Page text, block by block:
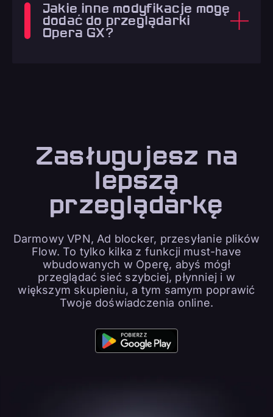
Jakie inne modyfikacje mogę
dodać do przeglądarki
Opera GX?
Zasługujesz na
lepszą
przeglądarkę
Darmowy VPN, Ad blocker, przesyłanie plików
Flow. To tylko kilka z funkcji must-have
wbudowanych w Operę, abyś mógł
przeglądać sieć szybciej, płynniej i w
większym skupieniu, a tym samym poprawić
Twoje doświadczenia online.